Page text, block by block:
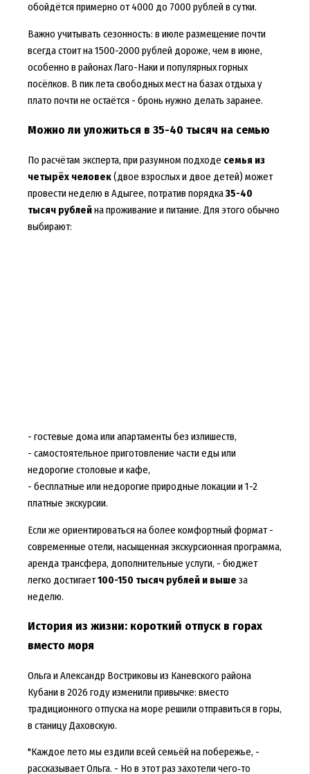
обойдётся примерно от 4000 до 7000 рублей в сутки.
Важно учитывать сезонность: в июле размещение почти
всегда стоит на 1500-2000 рублей дороже, чем в июне,
особенно в районах Лаго-Наки и популярных горных
посёлков. В пик лета свободных мест на базах отдыха у
плато почти не остаётся - бронь нужно делать заранее.
Можно ли уложиться в 35-40 тысяч на семью
По расчётам эксперта, при разумном подходе семья из
четырёх человек(двое взрослых и двое детей) может
провести неделю в Адыгее, потратив порядка35-40
тысяч рублейна проживание и питание. Для этого обычно
выбирают:
- гостевые дома или апартаменты без излишеств,
- самостоятельное приготовление части еды или
недорогие столовые и кафе,
- бесплатные или недорогие природные локации и 1-2
платные экскурсии.
Если же ориентироваться на более комфортный формат -
современные отели, насыщенная экскурсионная программа,
аренда трансфера, дополнительные услуги, - бюджет
легко достигает100-150 тысяч рублей и выше за
неделю.
История из жизни: короткий отпуск в горах
вместо моря
Ольга и Александр Востриковы из Каневского района
Кубани в 2026 году изменили привычке: вместо
традиционного отпуска на море решили отправиться в горы,
в станицу Даховскую.
"Каждое лето мы ездили всей семьёй на побережье, -
рассказывает Ольга. - Но в этот раз захотели чего‑то